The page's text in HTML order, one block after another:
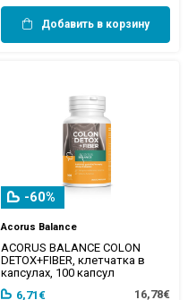
Добавить в корзину
-60%
Acorus Balance
ACORUS BALANCE COLON
DETOX+FIBER, клетчатка в
капсулах, 100 капсул
6,71€
16,78€